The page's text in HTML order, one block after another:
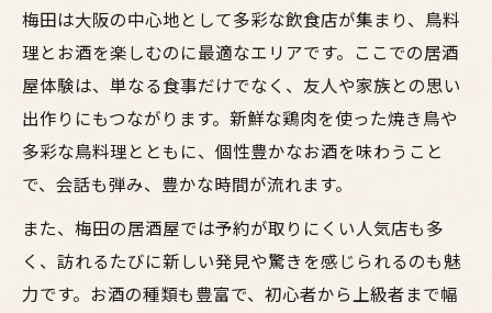
梅田は大阪の中心地として多彩な飲食店が集まり、鳥料
理とお酒を楽しむのに最適なエリアです。ここでの居酒
屋体験は、単なる食事だけでなく、友人や家族との思い
出作りにもつながります。新鮮な鶏肉を使った焼き鳥や
多彩な鳥料理とともに、個性豊かなお酒を味わうこと
で、会話も弾み、豊かな時間が流れます。
また、梅田の居酒屋では予約が取りにくい人気店も多
く、訪れるたびに新しい発見や驚きを感じられるのも魅
力です。お酒の種類も豊富で、初心者から上級者まで幅